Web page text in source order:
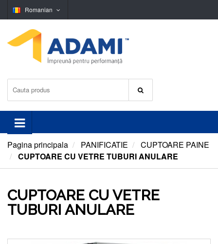
Romanian
Pagina principala PANIFICATIE
CUPTOARE PAINE
CUPTOARE CU VETRE TUBURI ANULARE
CUPTOARE CU VETRE
TUBURI ANULARE